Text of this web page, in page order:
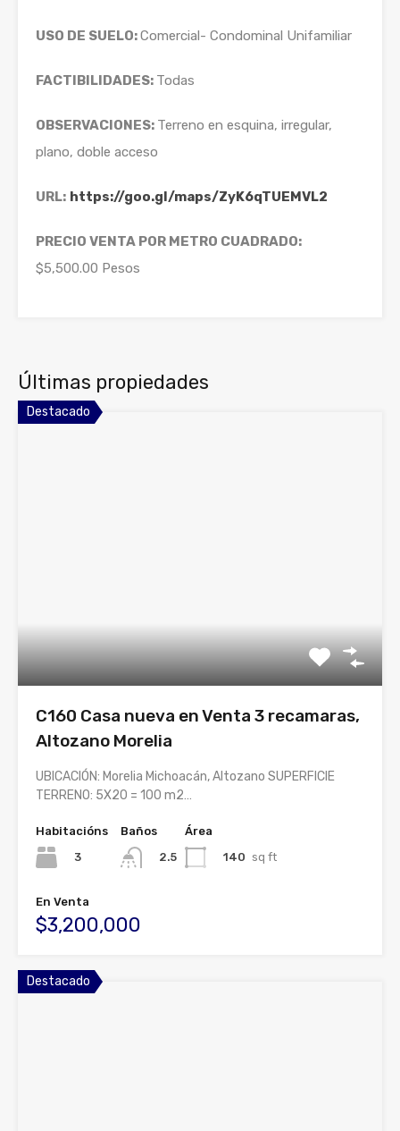
USO DE SUELO:Comercial- Condominal Unifamiliar
FACTIBILIDADES: Todas
OBSERVACIONES: Terreno en esquina, irregular,
plano, doble acceso
URL: https://goo.gl/maps/ZyK6qTUEMVL2
PRECIO VENTA POR METRO CUADRADO:
$5,500.00 Pesos
Últimas propiedades
Destacado
C160 Casa nueva en Venta 3 recamaras,
Altozano Morelia
UBICACIÓN: Morelia Michoacán, Altozano SUPERFICIE
TERRENO: 5X20 = 100 m2…
Habitacións
3
Baños
2.5
Área
140 sq ft
En Venta
$3,200,000
Destacado